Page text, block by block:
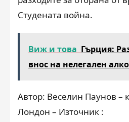
Студената война.
Виж и това Гърция:
внос на нелегален
Автор: Веселин Паунов –
Лондон – Източник :